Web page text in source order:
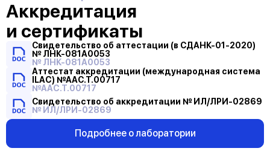
Аккредитация
и сертификаты
Свидетельство
об
аттестации
(в
СДАНК-01-
2020)
№
ЛНК-081А0053
Свидетельство об аттестации (в СДАНК-01-2020)
№ ЛНК-081А0053
№ ЛНК-081А0053
Аттестат
аккредитации
(международная
система
ILAC)
Аттестат аккредитации (международная система
ILAC) №ААС.Т.00717
№AAC.T.00717
Свидетельство
об
аккредитации
ИЛ/
Свидетельство об аккредитации № ИЛ/ЛРИ-02869
№ ИЛ/ЛРИ-02869
Подробнее о лаборатории